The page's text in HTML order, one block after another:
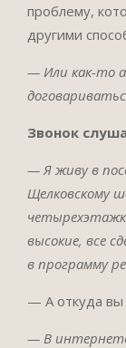
проблему,
другими
— Или как-то
Звонок
— Я живу в
Щелковскому
высокие, все
в программу
— А откуда вы
— В